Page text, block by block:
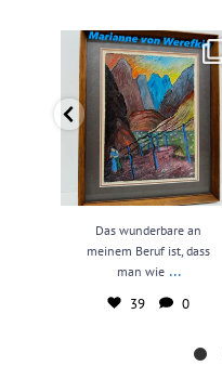
Das wunderbare an meinem
Beruf ist, dass man wie...
39 0
Das wunderbare an
meinem Beruf ist, dass
man wie ...
39 0